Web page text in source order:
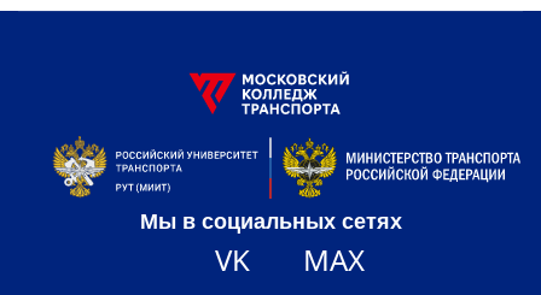
Мы в социальных сетях
VK MAX